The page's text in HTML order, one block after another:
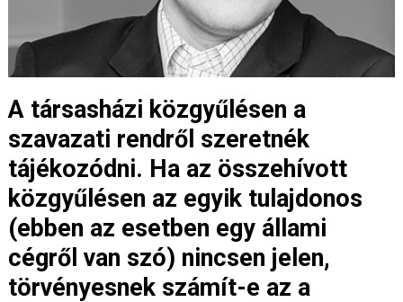
A társasházi közgyűlésen a
szavazati rendről szeretnék
tájékozódni. Ha az összehívott
közgyűlésen az egyik tulajdonos
(ebben az esetben egy állami
cégről van szó) nincsen jelen,
törvényesnek számít-e az a